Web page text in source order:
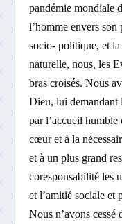
pandémie mondiale
l’homme envers
socio- politique, et
naturelle, nous, les
bras croisés. Nous
Dieu, lui demandant
par l’accueil humble
cœur et à la
et à un plus grand
coresponsabilité les
et l’amitié sociale et
Nous n’avons cessé